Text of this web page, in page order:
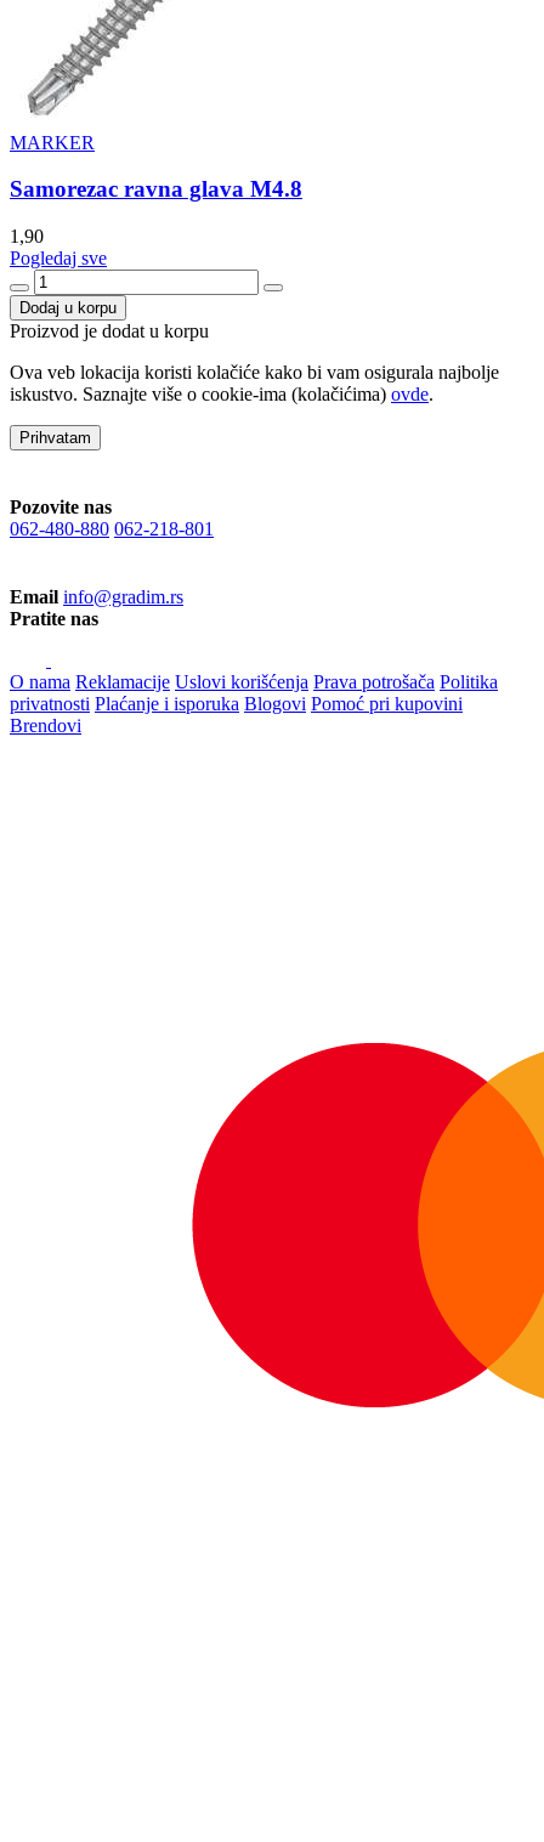
MARKER
Samorezac ravna glava M4.8
1,90
Pogledaj sve
Dodaj u korpu
Proizvod je dodat u korpu
Ova veb lokacija koristi kolačiće kako bi vam osigurala najbolje
iskustvo. Saznajte više o cookie-ima (kolačićima) ovde.
Prihvatam
Pozovite nas
062-480-880 062-218-801
Email info@gradim.rs
Pratite nas
O nama Reklamacije Uslovi korišćenja Prava potrošača Politika
privatnosti Plaćanje i isporuka Blogovi Pomoć pri kupovini
Brendovi